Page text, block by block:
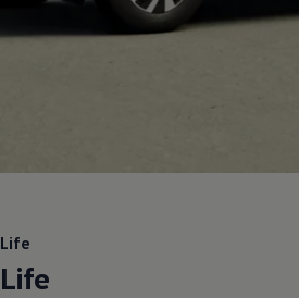
Motorenöl und
Räder und Reifen
Transport
Life
Life